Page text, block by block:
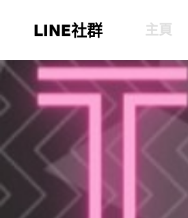
LINE社群 主頁